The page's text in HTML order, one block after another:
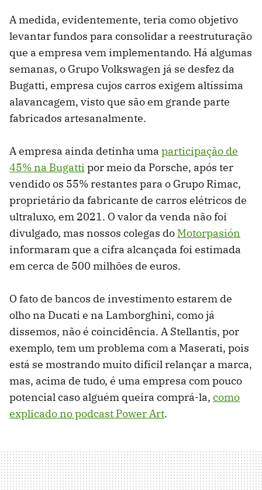
A medida, evidentemente, teria como objetivo
levantar fundos para consolidar a reestruturação
que a empresa vem implementando. Há algumas
semanas, o Grupo Volkswagen já se desfez da
Bugatti, empresa cujos carros exigem altíssima
alavancagem, visto que são em grande parte
fabricados artesanalmente.
A empresa ainda detinha uma participação de
45% na Bugatti por meio da Porsche, após ter
vendido os 55% restantes para o Grupo Rimac,
proprietário da fabricante de carros elétricos de
ultraluxo, em 2021. O valor da venda não foi
divulgado, mas nossos colegas do Motorpasión
informaram que a cifra alcançada foi estimada
em cerca de 500 milhões de euros.
O fato de bancos de investimento estarem de
olho na Ducati e na Lamborghini, como já
dissemos, não é coincidência. A Stellantis, por
exemplo, tem um problema com a Maserati, pois
está se mostrando muito difícil relançar a marca,
mas, acima de tudo, é uma empresa com pouco
potencial caso alguém queira comprá-la, como
explicado no podcast Power Art.